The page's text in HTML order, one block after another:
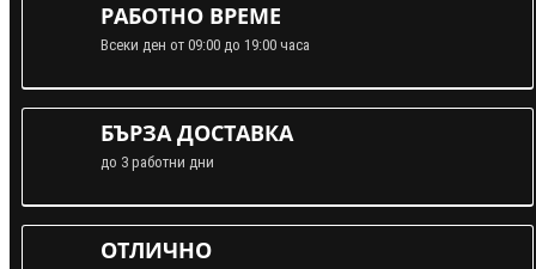
РАБОТНО ВРЕМЕ
Всеки ден от 09:00 до 19:00 часа
БЪРЗА ДОСТАВКА
до 3 работни дни
ОТЛИЧНО